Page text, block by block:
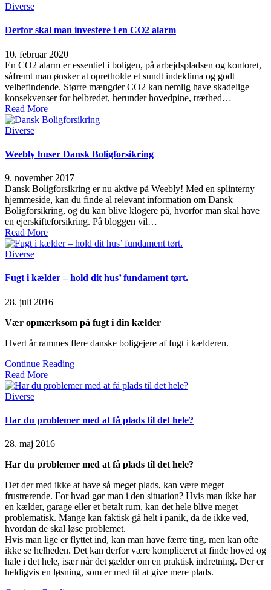
Posted
Diverse
Derfor skal man investere i en CO2 alarm
10. februar 2020
En CO2 alarm er essentiel i boligen, på arbejdspladsen og kontoret,
såfremt man ønsker at opretholde et sundt indeklima og godt
velbefindende. Større mængder CO2 kan nemlig have skadelige
konsekvenser for helbredet, herunder hovedpine, træthed…
Read More
Posted
Diverse
Weebly huser Dansk Boligforsikring
9. november 2017
Dansk Boligforsikring er nu aktive på Weebly! Med en splinterny
hjemmeside, kan du finde al relevant information om Dansk
Boligforsikring, og du kan blive klogere på, hvorfor man skal have
en ejerskifteforsikring. På bloggen vil…
Read More
Posted
Diverse
Fugt i kælder – hold dit hus’ fundament tørt.
28. juli 2016
Vær opmærksom på fugt i din kælder
Hvert år rammes flere danske boligejere af fugt i kælderen.
Continue Reading
Read More
Posted
Diverse
Har du problemer med at få plads til det hele?
28. maj 2016
Har du problemer med at få plads til det hele?
Det der med ikke at have så meget plads, kan være meget
frustrerende. For hvad gør man i den situation? Hvis man ikke har
en kælder, garage eller et betalt rum, kan det hele blive meget
problematisk. Mange kan faktisk gå helt i panik, da de ikke ved,
hvordan de skal løse problemet.
Hvis man lige er flyttet ind, kan man have færre ting, men kan ofte
ikke se helheden. Det kan derfor være kompliceret at finde hoved og
hale i det hele, især når det gælder om en praktisk indretning. Der er
heldigvis en løsning, som er med til at give mere plads.